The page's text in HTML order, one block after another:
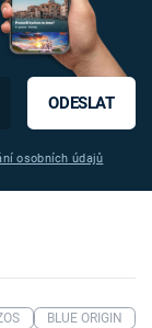
ODESLAT
osobních údajů
BLUE ORIGIN